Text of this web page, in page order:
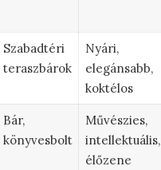
Szabadtéri
teraszbárok
Nyári,
elegánsabb,
koktélos
Bár,
könyvesbolt
Művészies,
intellektuális,
élőzene